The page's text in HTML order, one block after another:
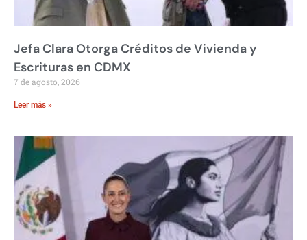
Jefa Clara Otorga Créditos de Vivienda y
Escrituras en CDMX
7 de agosto, 2026
Leer más »